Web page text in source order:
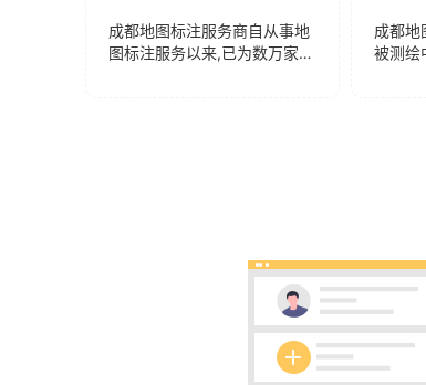
成都地图标注服务商自从事地
图标注服务以来,已为数万家企
成都地
被测绘